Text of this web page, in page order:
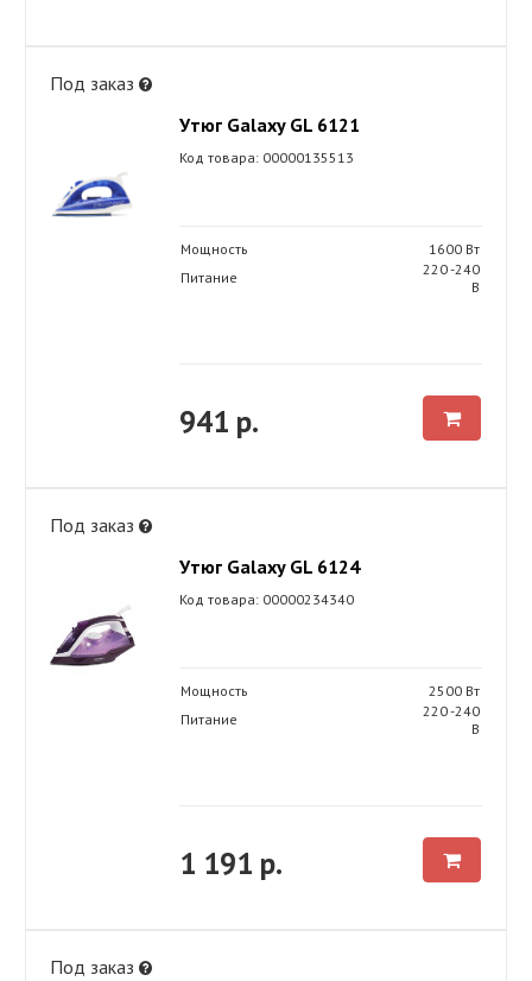
Под заказ
Утюг Galaxy GL 6121
Код товара: 00000135513
Мощность
1600 Вт
Питание
220 -240
В
941 р.
Под заказ
Утюг Galaxy GL 6124
Код товара: 00000234340
Мощность
2500 Вт
Питание
220 -240
В
1 191 р.
Под заказ